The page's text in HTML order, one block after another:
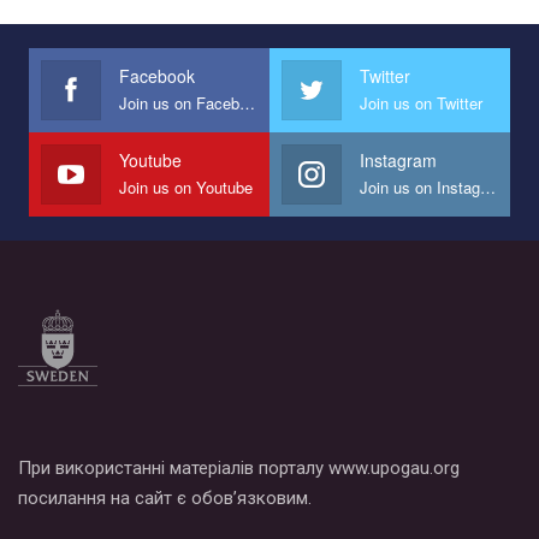
Facebook
Join us on Facebook
Twitter
Join us on Twitter
Youtube
Join us on Youtube
Instagram
Join us on Instagram
При використанні матеріалів порталу www.upogau.org
посилання на сайт є обов’язковим.